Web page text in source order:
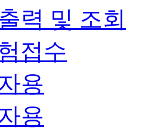
력 및 조회
접수
용
용